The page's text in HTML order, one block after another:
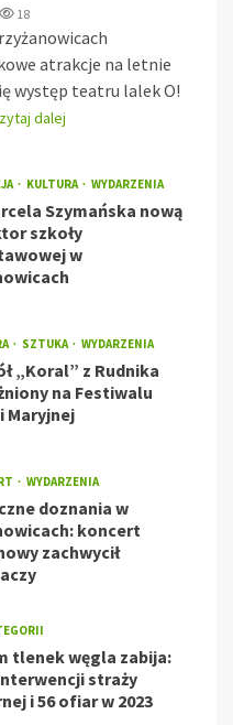
18
atrakcje na letnie
występ teatru lalek O!
dalej
KULTURA WYDARZENIA
Szymańska nową
szkoły
w
SZTUKA WYDARZENIA
„Koral” z Rudnika
na Festiwalu
Maryjnej
WYDARZENIA
doznania w
koncert
zachwycił
tlenek węgla zabija:
straży
i 56 ofiar w 2023